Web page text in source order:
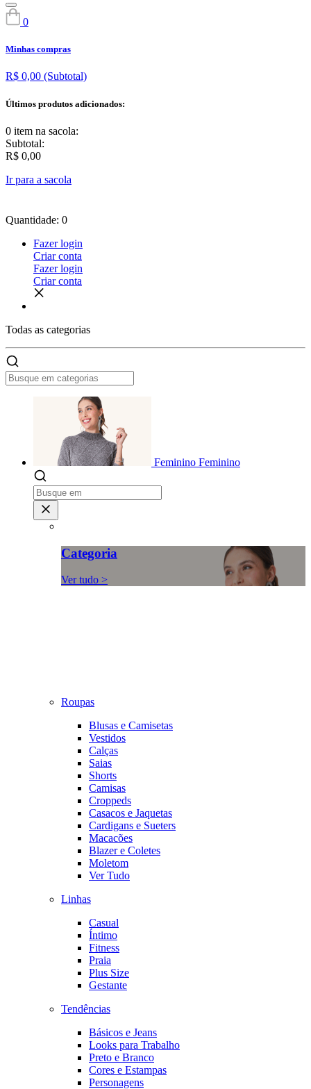
0
Minhas compras
R$ 0,00 (Subtotal)
Últimos produtos adicionados:
0 item na sacola:
Subtotal:
R$ 0,00
Ir para a sacola
Quantidade: 0
Fazer login
Criar conta
Fazer login
Criar conta
Todas as categorias
Feminino Feminino
Categoria
Ver tudo >
Roupas
Blusas e Camisetas
Vestidos
Calças
Saias
Shorts
Camisas
Croppeds
Casacos e Jaquetas
Cardigans e Sueters
Macacões
Blazer e Coletes
Moletom
Ver Tudo
Linhas
Casual
Íntimo
Fitness
Praia
Plus Size
Gestante
Tendências
Básicos e Jeans
Looks para Trabalho
Preto e Branco
Cores e Estampas
Personagens